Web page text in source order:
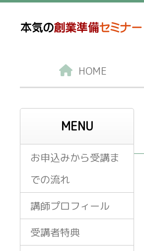
HOME
MENU
お申込みから受講ま
での流れ
講師プロフィール
受講者特典